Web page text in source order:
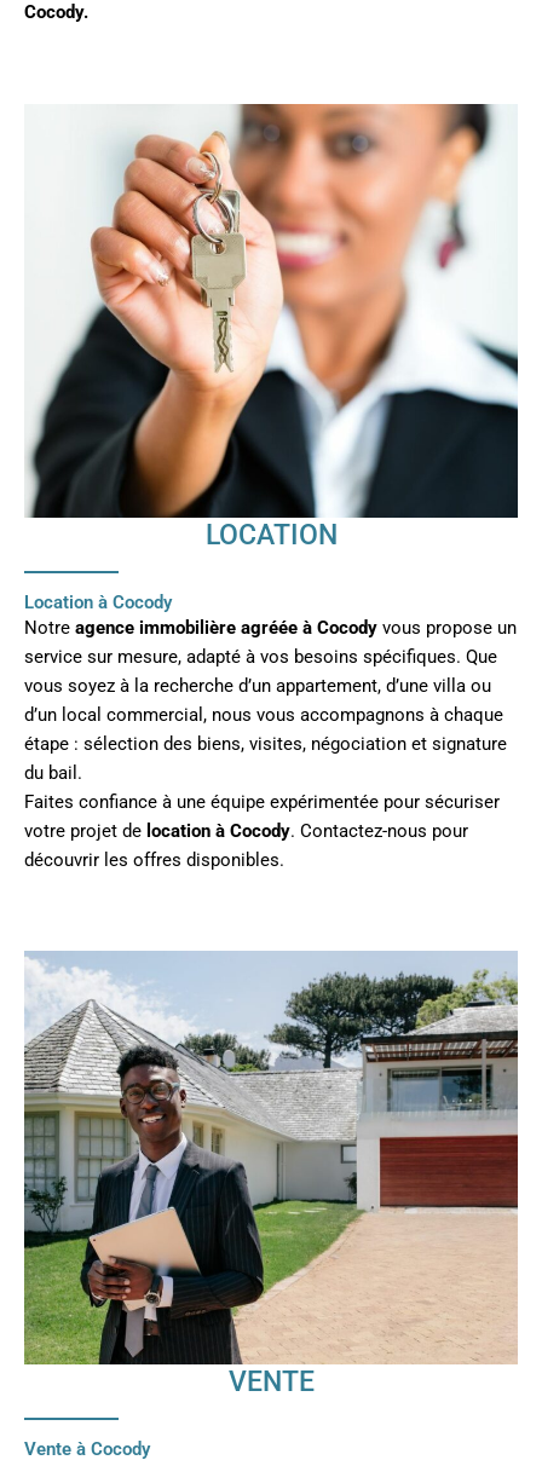
Cocody.
LOCATION
Location à Cocody
Notre agence immobilière agréée à Cocody vous propose un
service sur mesure, adapté à vos besoins spécifiques. Que
vous soyez à la recherche d’un appartement, d’une villa ou
d’un local commercial, nous vous accompagnons à chaque
étape : sélection des biens, visites, négociation et signature
du bail.
Faites confiance à une équipe expérimentée pour sécuriser
votre projet de location à Cocody. Contactez-nous pour
découvrir les offres disponibles.
VENTE
Vente à Cocody